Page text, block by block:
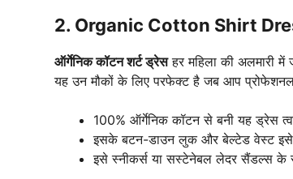
2. Organic Cotton Shirt
ऑर्गेनिक कॉटन शर्ट ड्रेसहर महिला की अलमारी में
यह उन मौकों के लिए परफेक्ट है जब आप प्रोफेशनल
100% ऑर्गेनिक कॉटन से बनी यह ड्रेस
इसके बटन-डाउन लुक और बेल्टेड वेस्ट इसे
इसे स्नीकर्स या सस्टेनेबल लेदर सैंडल्स के